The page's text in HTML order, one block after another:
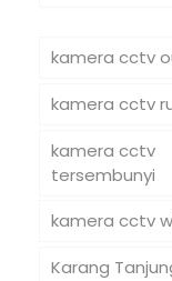
kamera cctv
kamera cctv
kamera cctv
tersembunyi
kamera cctv
Karang